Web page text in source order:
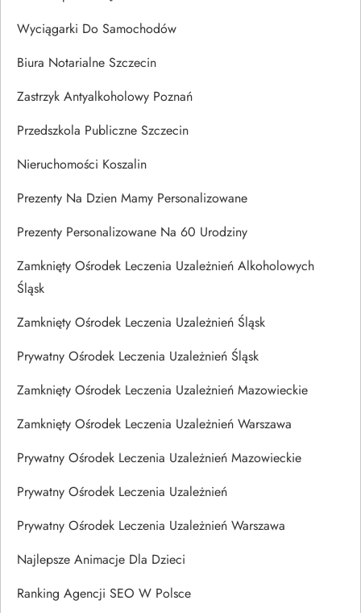
Wyciągarki Do Samochodów
Biura Notarialne Szczecin
Zastrzyk Antyalkoholowy Poznań
Przedszkola Publiczne Szczecin
Nieruchomości Koszalin
Prezenty Na Dzien Mamy Personalizowane
Prezenty Personalizowane Na 60 Urodziny
Zamknięty Ośrodek Leczenia Uzależnień Alkoholowych
Śląsk
Zamknięty Ośrodek Leczenia Uzależnień Śląsk
Prywatny Ośrodek Leczenia Uzależnień Śląsk
Zamknięty Ośrodek Leczenia Uzależnień Mazowieckie
Zamknięty Ośrodek Leczenia Uzależnień Warszawa
Prywatny Ośrodek Leczenia Uzależnień Mazowieckie
Prywatny Ośrodek Leczenia Uzależnień
Prywatny Ośrodek Leczenia Uzależnień Warszawa
Najlepsze Animacje Dla Dzieci
Ranking Agencji SEO W Polsce